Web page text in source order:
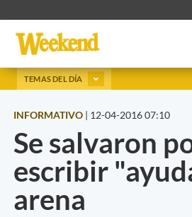
TEMAS DEL DÍA
INFORMATIVO | 12-04-2016 07:10
Se salvaron
escribir
arena